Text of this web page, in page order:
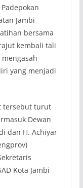
Jambi
bersama
kembali tali
yang menjadi
tersebut turut
Dewan
dan H. Achiyar
Kota Jambi